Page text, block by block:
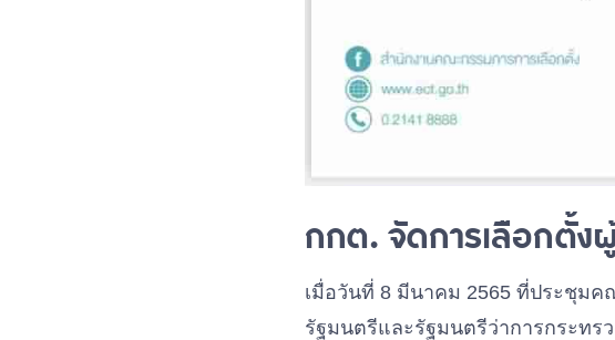
กกต. จัดการเลือกตั้ง
เมื่อวันที่ 8 มีนาคม 2565 ที่ประชุม
รัฐมนตรีและรัฐมนตรีว่าการกระทร